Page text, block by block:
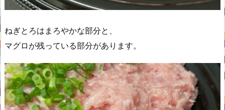
ねぎとろはまろやかな部分と、
マグロが残っている部分があります。